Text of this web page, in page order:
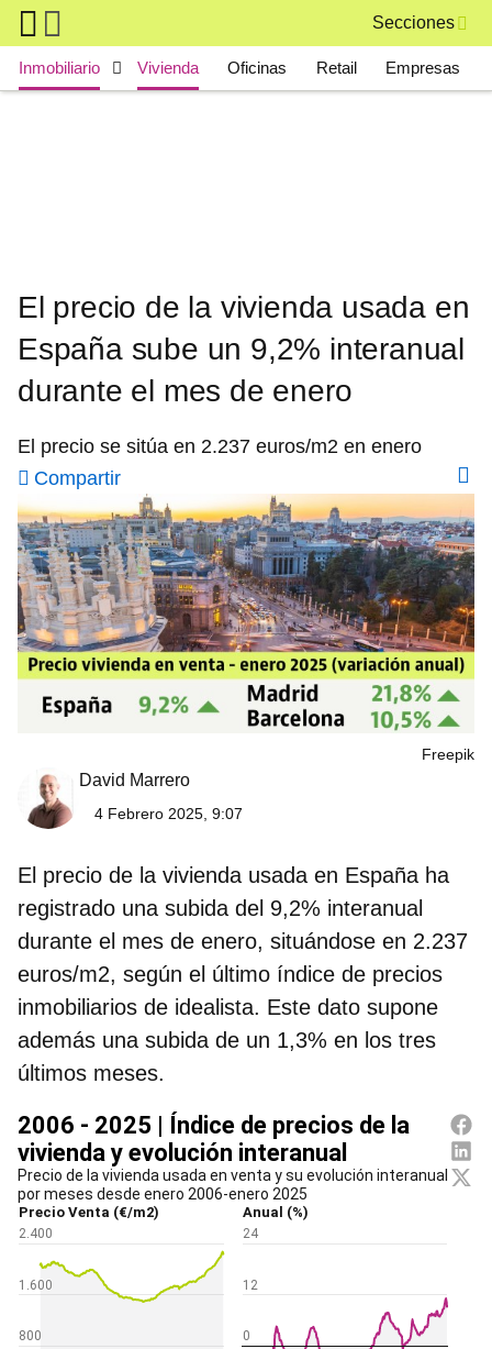
Skip to main content
Secciones
Main navigation
Inmobiliario Vivienda Oficinas Retail Empresas
El precio de la vivienda usada en
España sube un 9,2% interanual
durante el mes de enero
El precio se sitúa en 2.237 euros/m2 en enero
Compartir
Freepik
David Marrero
4 Febrero 2025, 9:07
El precio de la vivienda usada en España ha
registrado una subida del 9,2% interanual
durante el mes de enero, situándose en 2.237
euros/m2, según el último índice de precios
inmobiliarios de idealista. Este dato supone
además una subida de un 1,3% en los tres
últimos meses.